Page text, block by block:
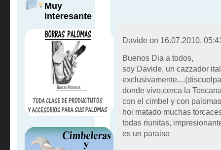
Muy
Interesante
Davide on 16.07.2010.
Buenos Dia a todos,
soy Davide, un cazzador
donde vivo,cerca la
con el cimbel y con
hoi matado muchas
todas riunitas,
es un paraiso